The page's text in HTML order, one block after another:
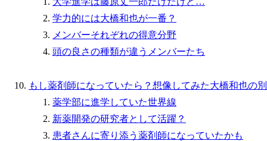
学力的には大橋和也が一番？
メンバーそれぞれの得意分野
頭の良さの種類が違うメンバーたち
もし薬剤師になっていたら？想像してみた大橋和也の
薬学部に進学していた世界線
新薬開発の研究者として活躍？
患者さんに寄り添う薬剤師になっていたかも